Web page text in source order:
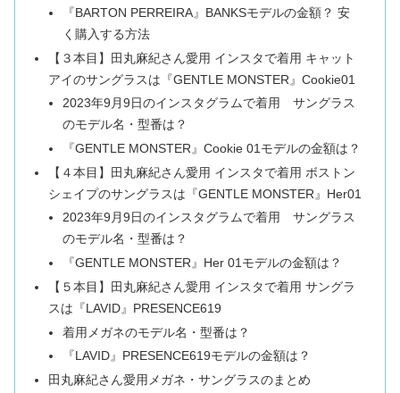
『BARTON PERREIRA』BANKSモデルの金額？ 安
く購入する方法
【３本目】田丸麻紀さん愛用 インスタで着用 キャット
アイのサングラスは『GENTLE MONSTER』Cookie01
2023年9月9日のインスタグラムで着用 サングラス
のモデル名・型番は？
『GENTLE MONSTER』Cookie 01モデルの金額は？
【４本目】田丸麻紀さん愛用 インスタで着用 ボストン
シェイプのサングラスは『GENTLE MONSTER』Her01
2023年9月9日のインスタグラムで着用 サングラス
のモデル名・型番は？
『GENTLE MONSTER』Her 01モデルの金額は？
【５本目】田丸麻紀さん愛用 インスタで着用 サングラ
スは『LAVID』PRESENCE619
着用メガネのモデル名・型番は？
『LAVID』PRESENCE619モデルの金額は？
田丸麻紀さん愛用メガネ・サングラスのまとめ